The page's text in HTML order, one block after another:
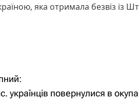
яка отримала безвіз із
українців повернулися в